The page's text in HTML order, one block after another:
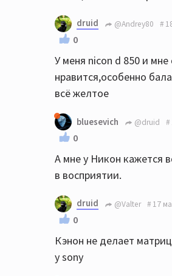
druid @Andrey80
0
У меня nicon d 850 и мне
нравится,особенно
всё желтое
bluesevich @druid
0
А мне у Никон кажется
в восприятии.
druid @Valter 17
0
Кэнон не делает
у sony